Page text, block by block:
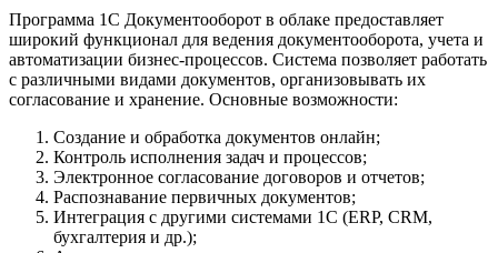
Программа 1С Документооборот в облаке предоставляет
широкий функционал для ведения документооборота, учета и
автоматизации бизнес-процессов. Система позволяет работать
с различными видами документов, организовывать их
согласование и хранение. Основные возможности:
Создание и обработка документов онлайн;
Контроль исполнения задач и процессов;
Электронное согласование договоров и отчетов;
Распознавание первичных документов;
Интеграция с другими системами 1С (ERP, CRM,
бухгалтерия и др.);